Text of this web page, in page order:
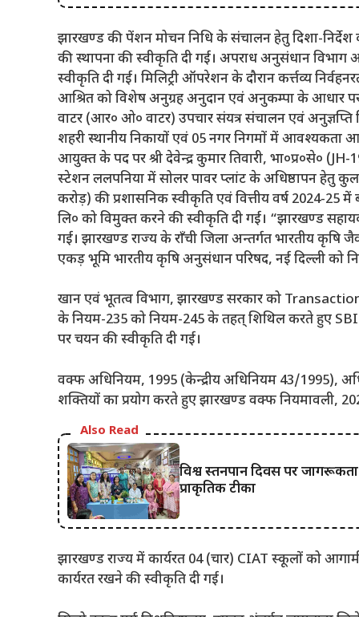
झारखण्ड की पेंशन मोचन निधि के संचालन हेतु दिशा-निर्देश
की स्थापना की स्वीकृति दी गई। अपराध अनुसंधान
स्वीकृति दी गई। मिलिट्री ऑपरेशन के दौरान कर्त्तव्य
आश्रित को विशेष अनुग्रह अनुदान एवं अनुकम्पा के आधार पर
वाटर (आर० ओ० वाटर) उपचार संयत्र संचालन एवं
शहरी स्थानीय निकायों एवं 05 नगर निगमों में आवश्यकता
आयुक्त के पद पर श्री देवेन्द्र कुमार तिवारी, भा०प्र०से०
स्टेशन ललपनिया में सोलर पावर प्लांट के अधिष्ठापन हेतु कुल
करोड़) की प्रशासनिक स्वीकृति एवं वित्तीय वर्ष 2024-
लि० को विमुक्त करने की स्वीकृति दी गई। “झारखण्ड
गई। झारखण्ड राज्य के राँची जिला अन्तर्गत भारतीय कृषि
एकड़ भूमि भारतीय कृषि अनुसंधान परिषद, नई दिल्ली को
खान एवं भूतत्व विभाग, झारखण्ड सरकार को
के नियम-235 को नियम-245 के तहत् शिथिल करते हुए
पर चयन की स्वीकृति दी गई।
वक्फ अधिनियम, 1995 (केन्द्रीय अधिनियम 43/1995),
शक्तियों का प्रयोग करते हुए झारखण्ड वक्फ नियमावली,
Also Read
विश्व स्तनपान दिवस पर
प्राकृतिक टीका
झारखण्ड राज्य में कार्यरत 04 (चार) CIAT स्कूलों को
कार्यरत रखने की स्वीकृति दी गई।